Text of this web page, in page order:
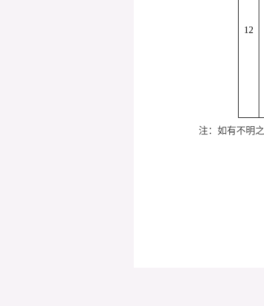
1 2
注：如有不明